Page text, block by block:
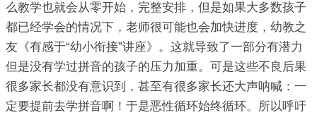
么教学也就会从零开始，完整安排，但是如果大多数孩子
都已经学会的情况下，老师很可能也会加快进度，幼教之
友《有感于“幼小衔接”讲座》。这就导致了一部分有潜力
但是没有学过拼音的孩子的压力加重。可是这些不良后果
很多家长都没有意识到，甚至有很多家长还大声呐喊：一
定要提前去学拼音啊！于是恶性循环始终循环。所以呼吁